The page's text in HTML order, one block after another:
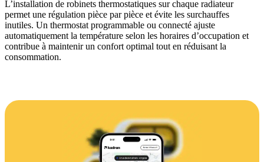
L’installation de robinets thermostatiques sur chaque radiateur
permet une régulation pièce par pièce et évite les surchauffes
inutiles. Un thermostat programmable ou connecté ajuste
automatiquement la température selon les horaires d’occupation et
contribue à maintenir un confort optimal tout en réduisant la
consommation.